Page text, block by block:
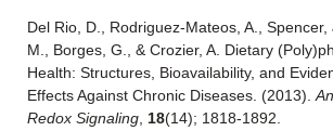
Del Rio, D., Rodriguez-Mateos, A., Spencer,
M., Borges, G., & Crozier, A. Dietary
Health: Structures, Bioavailability, and
Effects Against Chronic Diseases. (2013).
Redox Signaling, 18(14); 1818-1892.